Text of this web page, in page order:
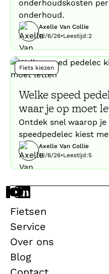
onderhoudskosten
onderhoud.
Axelle Van Collie
12/6/26•Leestijd:2
Fiets kiezen
Welke speed
waar je op moet
Ontdek snel waarop
speedpedelec kiest
Axelle Van Collie
12/6/26•Leestijd:5
Fietsen
Service
Over ons
Blog